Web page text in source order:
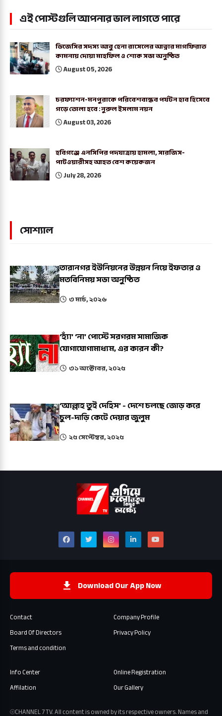
এই পোস্টগুলি আপনার ভাল লাগতে পারে
ডিজেসির সদস্য আবু হেনা রাসেলের আত্নার মাগফিরাত
কামনায় দোয়া মাহফিল ও শোক সভা অনুষ্ঠিত
August 05, 2026
চরফ্যাশন-মনপুরাকে পরিবেশবান্ধব পর্যটন হাব হিসেবে
গড়ে তোলা হবে : নুরুল ইসলাম নয়ন
August 03, 2026
হবিগঞ্জে এনসিপির পদযাত্রায় হামলা, সারজিস-
পাটওয়ারীসহ আহত বেশ কয়েকজন
July 28, 2026
সোশ্যাল
তারানগর ইউনিয়নের উন্নয়ন নিয়ে ইফতার ও
মতবিনিময় সভা অনুষ্ঠিত
৩ মার্চ, ২০২৬
‘হ্যাঁ’ ‘না’ পোস্টে সরগরম সামাজিক
যোগাযোগামাধ্যম, এর কারন কী?
৩১ অক্টোবর, ২০২৫
‘আল্লাহ তুই দেহিস’ - দেশে চলছে জোড় করে
চুল-দাড়ি কেটে দেয়ার জুলুম
২৫ সেপ্টেম্বর, ২০২৫
Download Our App Now
Contact
Company Profile
Board Of Directors
Privacy Policy
Terms and condition
Info Center
Online Registration
Affilation
Our Gallery
⦾CHANNEL 7 TV. All content is owned by its respective owners. Names and